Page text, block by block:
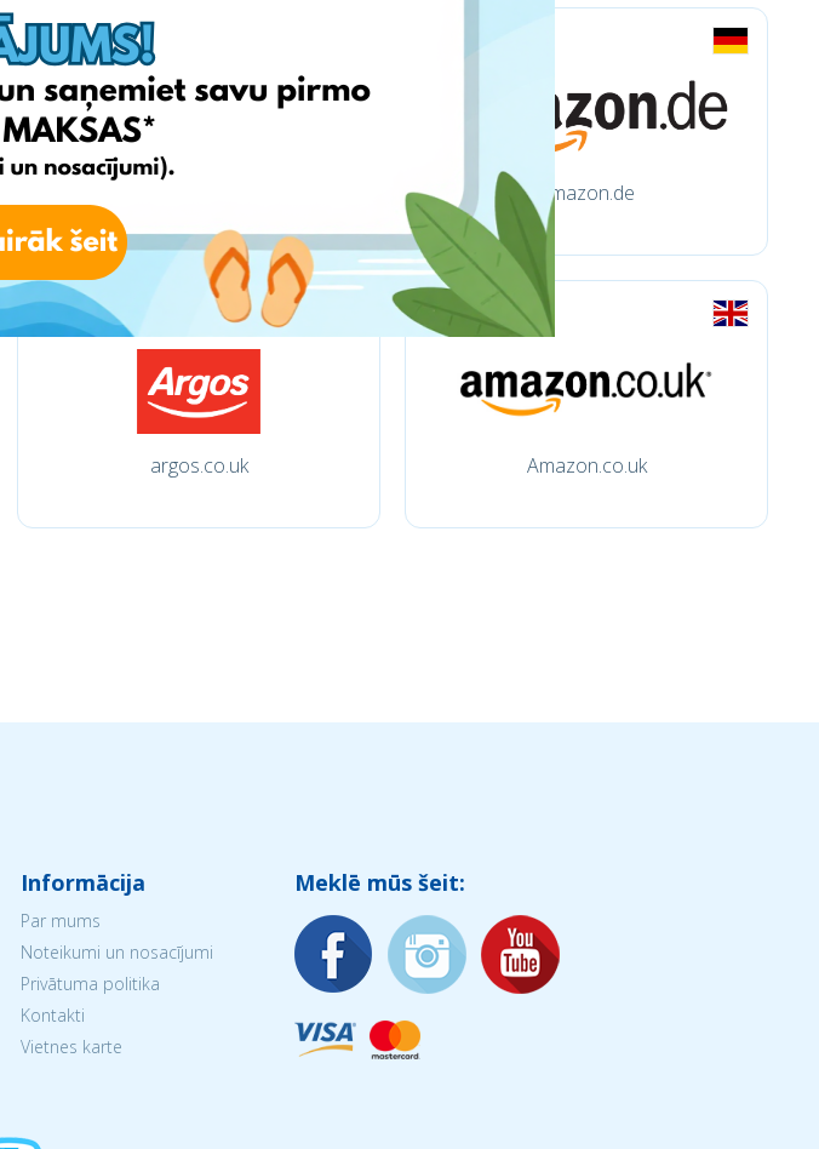
amazon.de
argos.co.uk Amazon.co.uk
Informācija
Par mums
Noteikumi un nosacījumi
Privātuma politika
Kontakti
Vietnes karte
Meklē mūs šeit: